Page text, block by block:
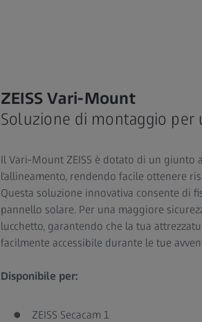
ZEISS Vari-Mount
Soluzione di montaggio per
Il Vari-Mount ZEISS è dotato di un giunto
l'allineamento, rendendo facile ottenere
Questa soluzione innovativa consente di
pannello solare. Per una maggiore
lucchetto, garantendo che la tua
facilmente accessibile durante le tue
Disponibile per:
ZEISS Secacam 1